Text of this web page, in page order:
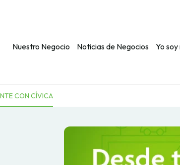
Nuestro Negocio Noticias de Negocios Yo
CON CÍVICA